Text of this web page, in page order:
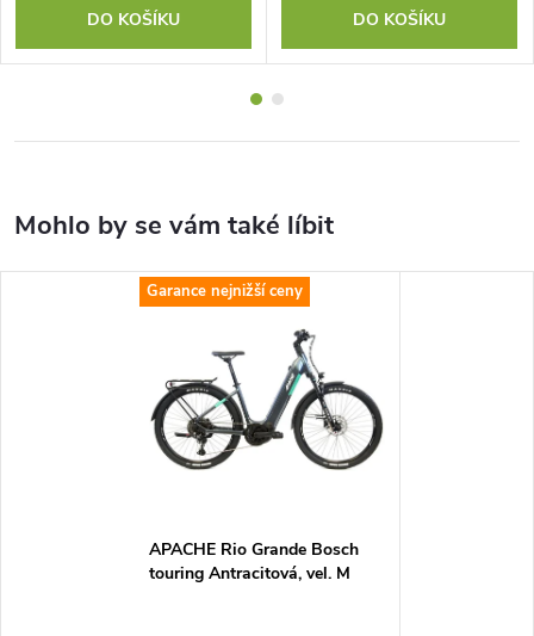
DO KOŠÍKU DO KOŠÍKU
Garance nejnižší ceny
APACHE Rio Grande Bosch
touring Antracitová, vel. M